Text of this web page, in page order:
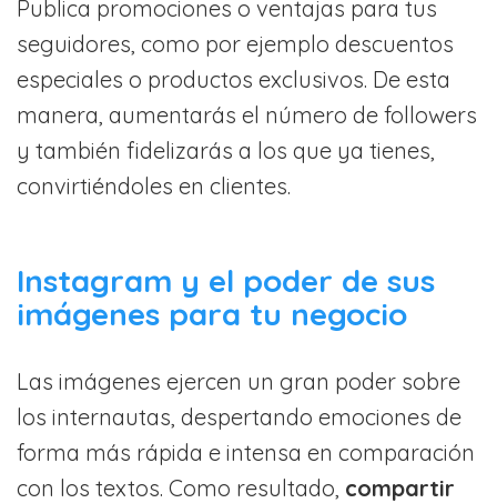
Publica promociones o ventajas para tus
seguidores, como por ejemplo descuentos
especiales o productos exclusivos. De esta
manera, aumentarás el número de followers
y también fidelizarás a los que ya tienes,
convirtiéndoles en clientes.
Instagram y el poder de sus
imágenes para tu negocio
Las imágenes ejercen un gran poder sobre
los internautas, despertando emociones de
forma más rápida e intensa en comparación
con los textos. Como resultado, compartir